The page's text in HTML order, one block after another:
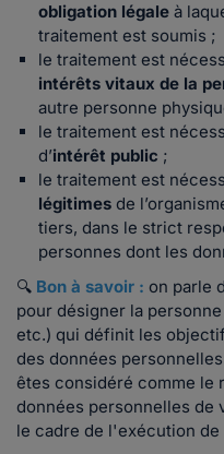
obligation légale à
traitement est soumis ;
le traitement est
intérêts vitaux de la
autre personne
le traitement est
d’intérêt public ;
le traitement est
légitimes de
tiers, dans le strict
personnes dont les
🔍 Bon à savoir : on parle
pour désigner la
etc.) qui définit les
des données
êtes considéré comme le
données personnelles de
le cadre de l'exécution